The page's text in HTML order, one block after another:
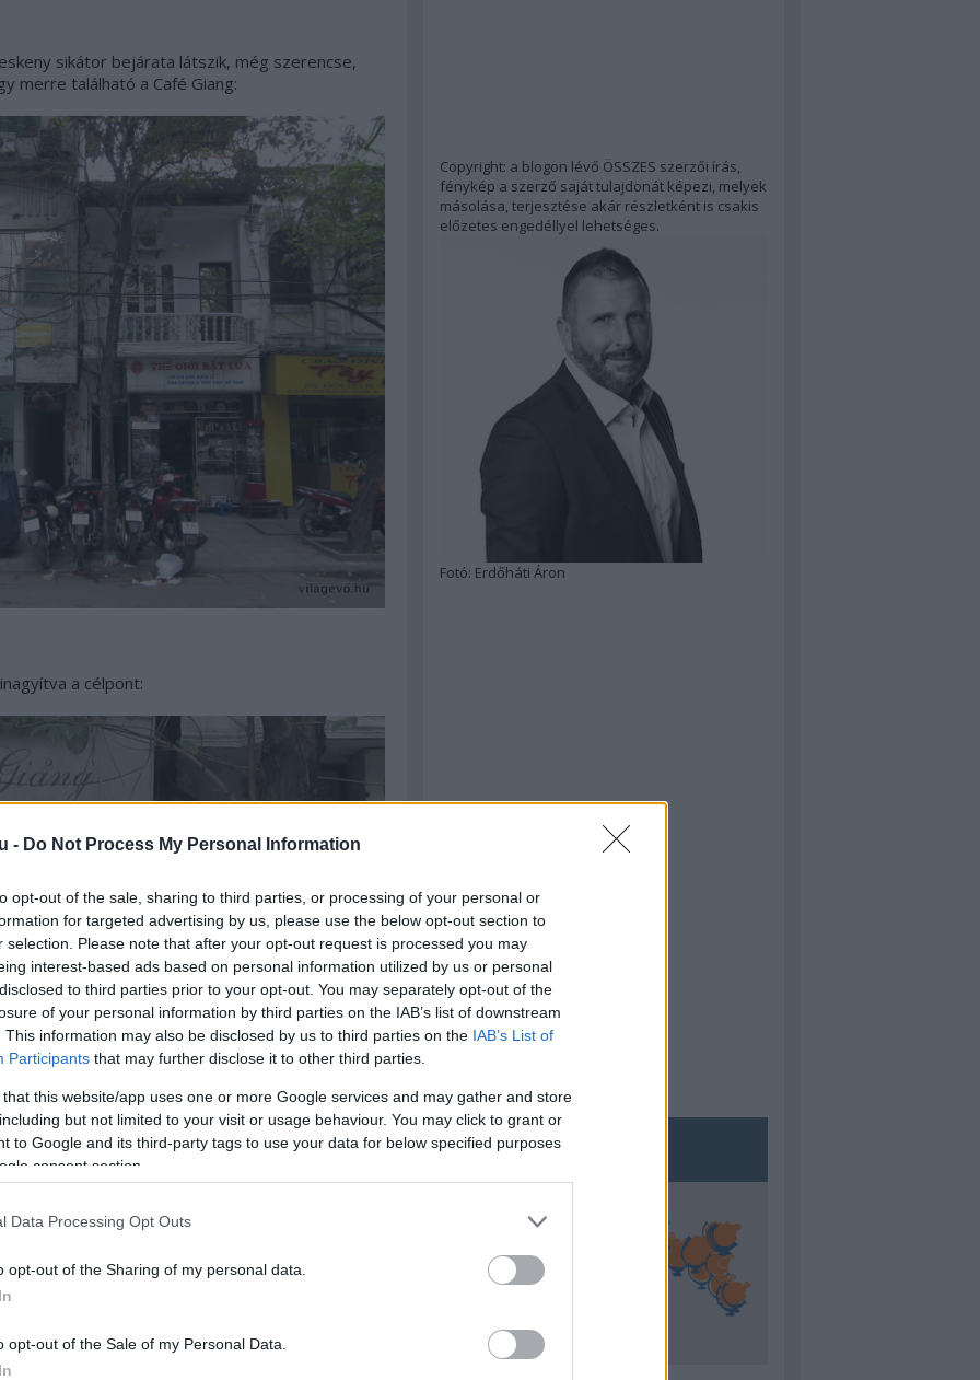
- Do Not Process My Personal Information
opt-out of the sale, sharing to third parties, or processing of your personal or
for targeted advertising by us, please use the below opt-out section to
selection. Please note that after your opt-out request is processed you may
interest-based ads based on personal information utilized by us or personal
to third parties prior to your opt-out. You may separately opt-out of the
of your personal information by third parties on the IAB’s list of downstream
This information may also be disclosed by us to third parties on the IAB’s List of
Participants that may further disclose it to other third parties.
that this website/app uses one or more Google services and may gather and store
but not limited to your visit or usage behaviour. You may click to grant or
to Google and its third-party tags to use your data for below specified purposes
consent section.
Data Processing Opt Outs
opt-out of the Sharing of my personal data.
opt-out of the Sale of my Personal Data.
sikátor bejárata látszik, még szerencse,
merre található a Café Giang:
a célpont:
Copyright: a blogon lévő ÖSSZES szerzői írás,
fénykép a szerző saját tulajdonát képezi, melyek
másolása, terjesztése akár részletként is csakis
előzetes engedéllyel lehetséges.
Fotó: Erdőháti Áron